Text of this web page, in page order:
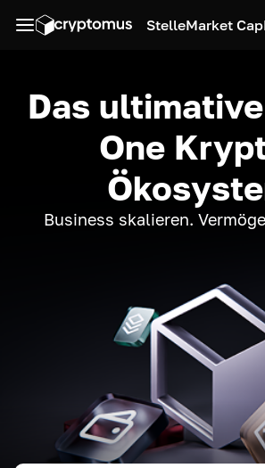
StelleMarket Cap
Das
One
Business skalieren.